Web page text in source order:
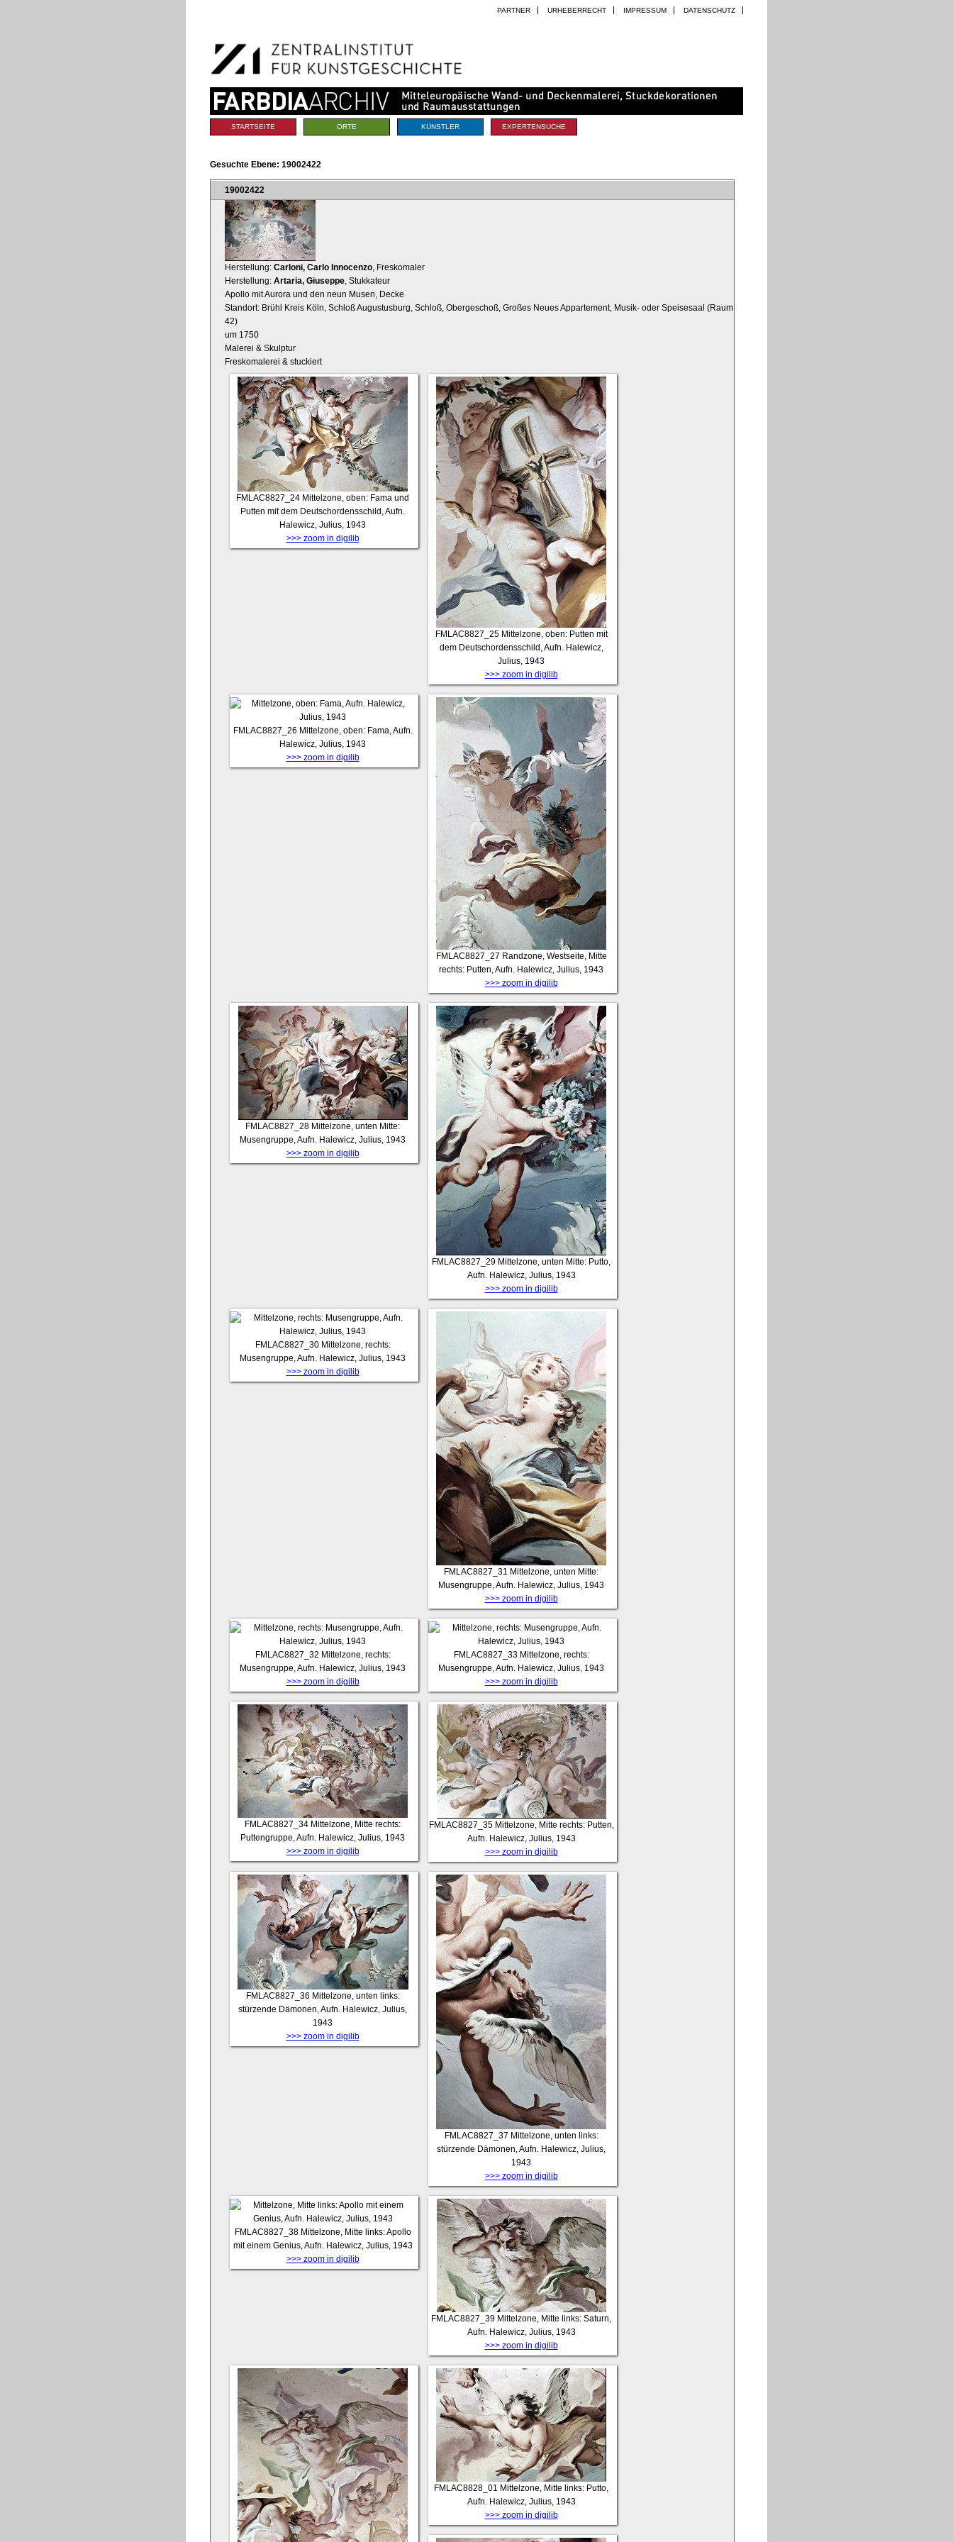
Navigation
PARTNER URHEBERRECHT IMPRESSUM DATENSCHUTZ
Sektionen
STARTSEITE ORTE KÜNSTLER EXPERTENSUCHE
Gesuchte Ebene: 19002422
19002422
Herstellung: Carloni, Carlo Innocenzo , Freskomaler
Herstellung: Artaria, Giuseppe , Stukkateur
Apollo mit Aurora und den neun Musen, Decke
Standort: Brühl Kreis Köln, Schloß Augustusburg, Schloß, Obergeschoß, Großes Neues Appartement, Musik- oder Speisesaal (Raum
42)
um 1750
Malerei & Skulptur
Freskomalerei & stuckiert
FMLAC8827_24 Mittelzone, oben: Fama und
Putten mit dem Deutschordensschild, Aufn.
Halewicz, Julius, 1943
>>> zoom in digilib
FMLAC8827_25 Mittelzone, oben: Putten mit
dem Deutschordensschild, Aufn. Halewicz,
Julius, 1943
>>> zoom in digilib
FMLAC8827_26 Mittelzone, oben: Fama, Aufn.
Halewicz, Julius, 1943
>>> zoom in digilib
FMLAC8827_27 Randzone, Westseite, Mitte
rechts: Putten, Aufn. Halewicz, Julius, 1943
>>> zoom in digilib
FMLAC8827_28 Mittelzone, unten Mitte:
Musengruppe, Aufn. Halewicz, Julius, 1943
>>> zoom in digilib
FMLAC8827_29 Mittelzone, unten Mitte: Putto,
Aufn. Halewicz, Julius, 1943
>>> zoom in digilib
FMLAC8827_30 Mittelzone, rechts:
Musengruppe, Aufn. Halewicz, Julius, 1943
>>> zoom in digilib
FMLAC8827_31 Mittelzone, unten Mitte:
Musengruppe, Aufn. Halewicz, Julius, 1943
>>> zoom in digilib
FMLAC8827_32 Mittelzone, rechts:
Musengruppe, Aufn. Halewicz, Julius, 1943
>>> zoom in digilib
FMLAC8827_33 Mittelzone, rechts:
Musengruppe, Aufn. Halewicz, Julius, 1943
>>> zoom in digilib
FMLAC8827_34 Mittelzone, Mitte rechts:
Puttengruppe, Aufn. Halewicz, Julius, 1943
>>> zoom in digilib
FMLAC8827_35 Mittelzone, Mitte rechts: Putten,
Aufn. Halewicz, Julius, 1943
>>> zoom in digilib
FMLAC8827_36 Mittelzone, unten links:
stürzende Dämonen, Aufn. Halewicz, Julius,
1943
>>> zoom in digilib
FMLAC8827_37 Mittelzone, unten links:
stürzende Dämonen, Aufn. Halewicz, Julius,
1943
>>> zoom in digilib
FMLAC8827_38 Mittelzone, Mitte links: Apollo
mit einem Genius, Aufn. Halewicz, Julius, 1943
>>> zoom in digilib
FMLAC8827_39 Mittelzone, Mitte links: Saturn,
Aufn. Halewicz, Julius, 1943
>>> zoom in digilib
FMLAC8828_01 Mittelzone, Mitte links: Putto,
Aufn. Halewicz, Julius, 1943
>>> zoom in digilib